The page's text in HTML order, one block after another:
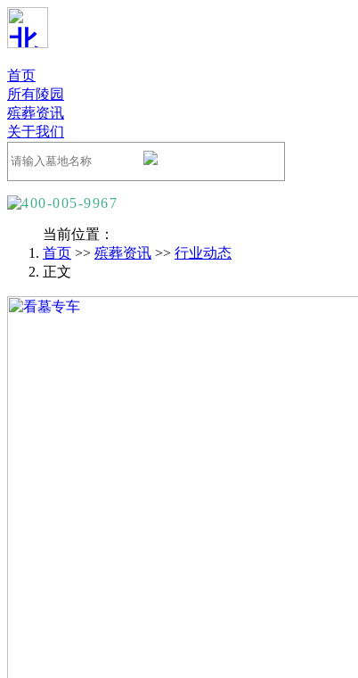
首页
所有陵园
殡葬资讯
关于我们
400-005-9967
当前位置：
首页 >> 殡葬资讯 >> 行业动态
正文